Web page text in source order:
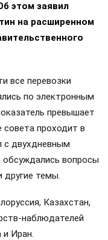
этом заявил
на расширенном
все перевозки
по электронным
превышает
проходит в
с двухдневным
обсуждались вопросы
другие темы.
Казахстан,
наблюдателей
Иран.